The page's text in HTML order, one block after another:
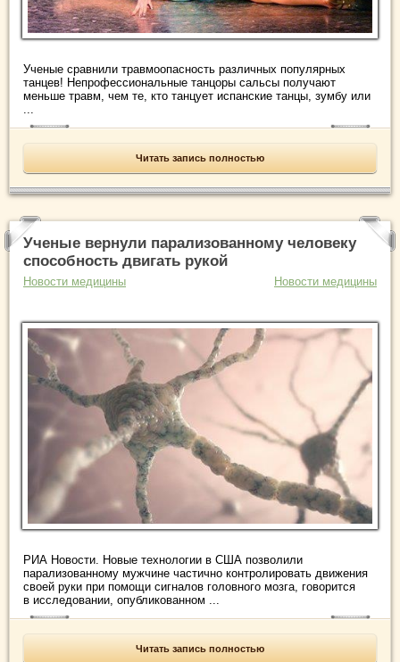
Ученые сравнили травмоопасность различных популярных
танцев! Непрофессиональные танцоры сальсы получают
меньше травм, чем те, кто танцует испанские танцы, зумбу или
...
Читать запись полностью
Ученые вернули парализованному человеку
способность двигать рукой
Новости медицины Новости медицины
РИА Новости. Новые технологии в США позволили
парализованному мужчине частично контролировать движения
своей руки при помощи сигналов головного мозга, говорится
в исследовании, опубликованном ...
Читать запись полностью